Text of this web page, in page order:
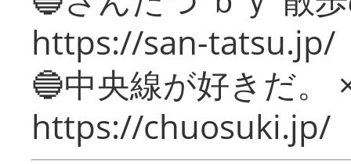
https://san-tatsu.jp/
🔵中央線が好きだ。
https://chuosuki.jp/